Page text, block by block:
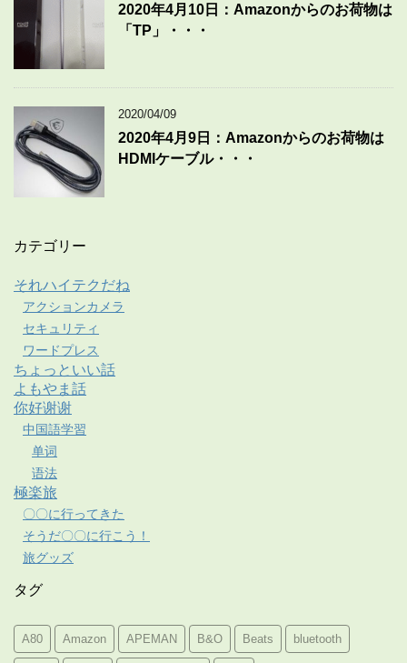
2020年4月10日：Amazonからのお荷物は
「TP」・・・
2020/04/09
2020年4月9日：Amazonからのお荷物は
HDMIケーブル・・・
カテゴリー
それハイテクだね
アクションカメラ
セキュリティ
ワードプレス
ちょっといい話
よもやま話
你好谢谢
中国語学習
单词
语法
極楽旅
〇〇に行ってきた
そうだ〇〇に行こう！
旅グッズ
タグ
A80 Amazon APEMAN B&O Beats bluetooth